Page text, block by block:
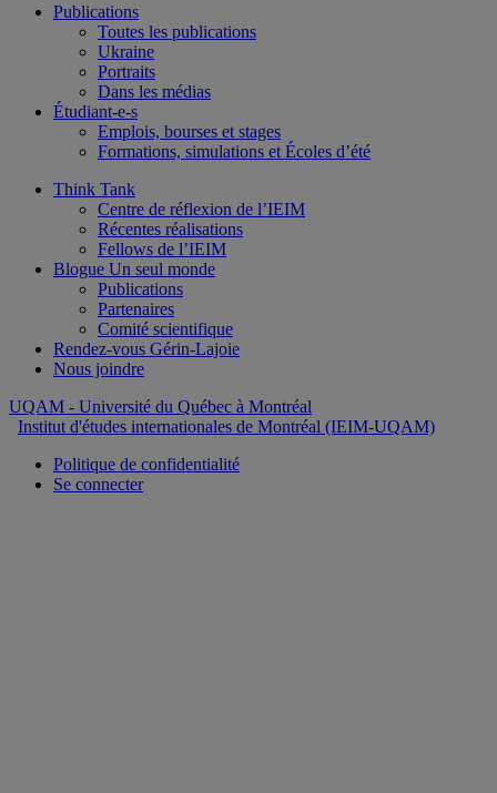
Publications
Toutes les publications
Ukraine
Portraits
Dans les médias
Étudiant-e-s
Emplois, bourses et stages
Formations, simulations et Écoles d’été
Think Tank
Centre de réflexion de l’IEIM
Récentes réalisations
Fellows de l’IEIM
Blogue Un seul monde
Publications
Partenaires
Comité scientifique
Rendez-vous Gérin-Lajoie
Nous joindre
UQAM - Université du Québec à Montréal
Institut d'études internationales de Montréal (IEIM-UQAM)
Politique de confidentialité
Se connecter